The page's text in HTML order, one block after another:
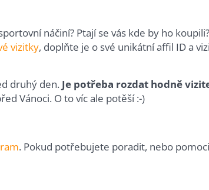
náčiní? Ptají se vás kde by ho
vizitky, doplňte je o své unikátní affil ID a
druhý den. Je potřeba rozdat hodně
Vánoci. O to víc ale potěší :-)
. Pokud potřebujete poradit, nebo